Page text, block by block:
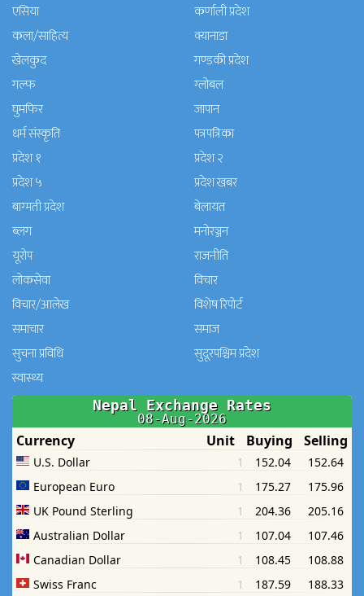
एसिया
कर्णाली प्रदेश
कला/साहित्य
क्यानाडा
खेलकुद
गण्डकी प्रदेश
गल्फ
ग्लोबल
घुमफिर
जापान
धर्म संस्कृति
पत्रपत्रिका
प्रदेश १
प्रदेश २
प्रदेश ५
प्रदेश खबर
बाग्मती प्रदेश
बेलायत
ब्लग
मनाेरञ्जन
यूरोप
राजनीति
लोकसेवा
विचार
विचार/आलेख
विशेष रिपोर्ट
समाचार
समाज
सुचना प्रविधि
सुदूरपश्चिम प्रदेश
स्वास्थ्य